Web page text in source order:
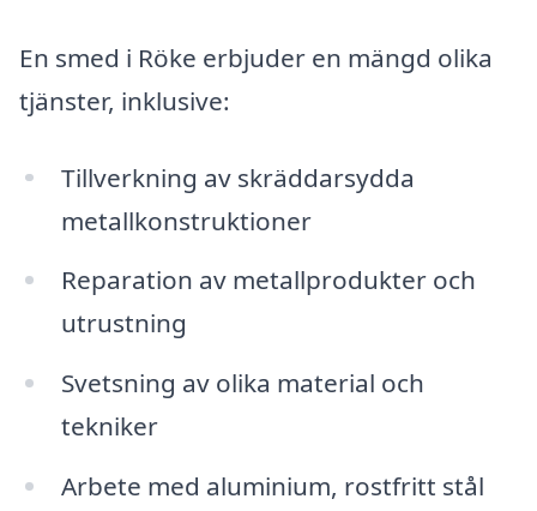
En smed i Röke erbjuder en mängd olika
tjänster, inklusive:
Tillverkning av skräddarsydda
metallkonstruktioner
Reparation av metallprodukter och
utrustning
Svetsning av olika material och
tekniker
Arbete med aluminium, rostfritt stål